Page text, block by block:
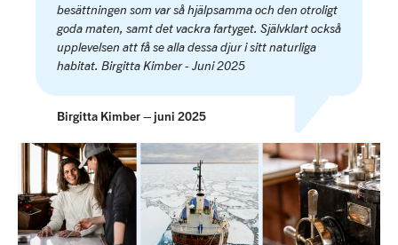
Birgitta Kimber – juni 2025
besättningen som var så hjälpsamma och den otroligt
goda maten, samt det vackra fartyget. Självklart också
upplevelsen att få se alla dessa djur i sitt naturliga
habitat. Birgitta Kimber - Juni 2025